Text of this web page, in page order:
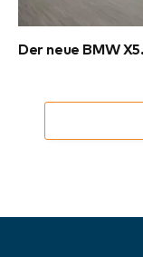
Der neue BMW X5.